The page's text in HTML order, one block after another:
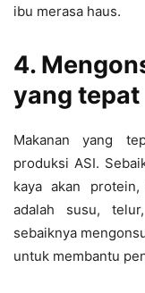
ibu merasa haus.
4.
yang tepat
Makanan yang
produksi ASI.
kaya akan
adalah susu,
sebaiknya
untuk membantu